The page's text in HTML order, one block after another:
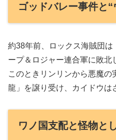
ゴッドバレー事件と
約38年前、ロックス海賊団
ープ＆ロジャー連合軍に敗北
このときリンリンから悪魔
龍」を譲り受け、カイドウは
ワノ国支配と怪物と